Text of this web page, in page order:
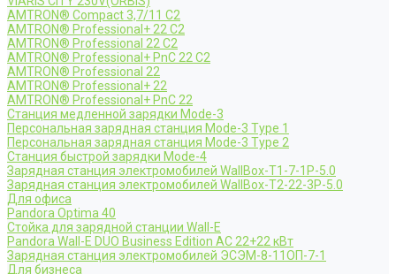
AMTRON® Compact 3,7/11 C2
AMTRON® Professional+ 22 C2
AMTRON® Professional 22 C2
AMTRON® Professional+ PnC 22 C2
AMTRON® Professional 22
AMTRON® Professional+ 22
AMTRON® Professional+ PnC 22
Станция медленной зарядки Mode-3
Персональная зарядная станция Mode-3 Type 1
Персональная зарядная станция Mode-3 Type 2
Станция быстрой зарядки Mode-4
Зарядная станция электромобилей WallBox-Т1-7-1Р-5.0
Зарядная станция электромобилей WallBox-Т2-22-3Р-5.0
Для офиса
Pandora Optima 40
Стойка для зарядной станции Wall-E
Pandora Wall-E DUO Business Edition AC 22+22 кВт
Зарядная станция электромобилей ЭСЭМ-8-11ОП-7-1
Для бизнеса